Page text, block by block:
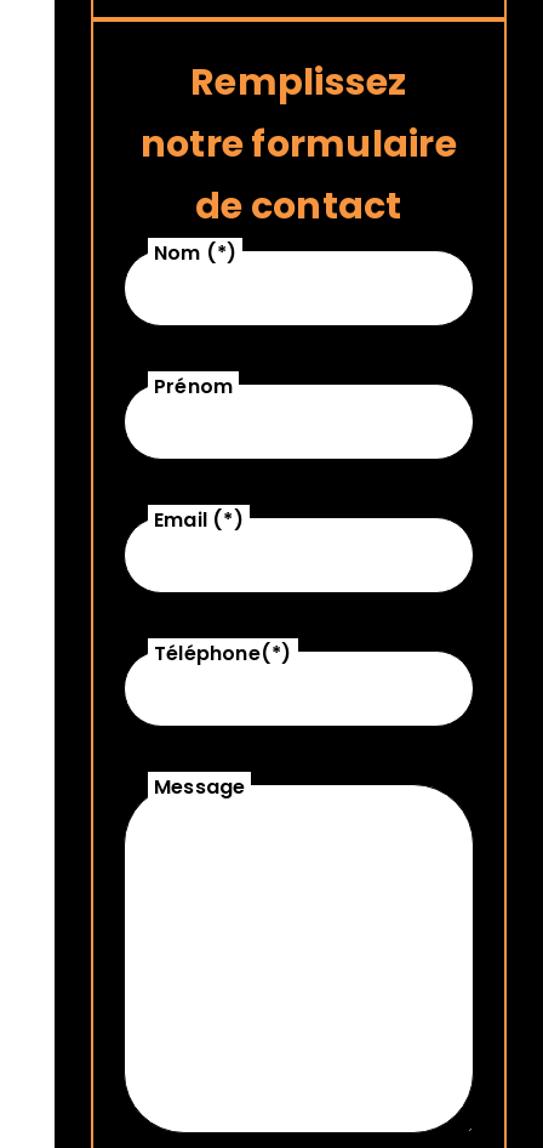
Remplissez
notre formulaire
de contact
Nom (*)
Prénom
Email (*)
Téléphone(*)
Message